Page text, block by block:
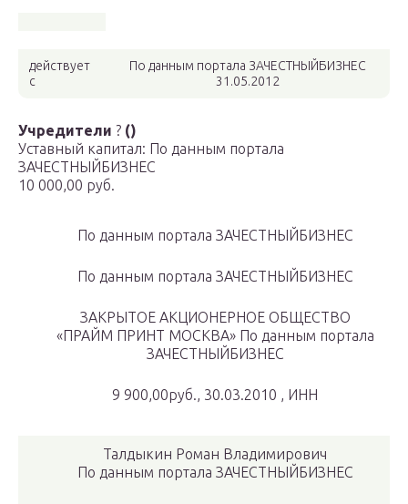
действует
с
По данным портала ЗАЧЕСТНЫЙБИЗНЕС
31.05.2012
Учредители ? ()
Уставный капитал: По данным портала
ЗАЧЕСТНЫЙБИЗНЕС
10 000,00 руб.
По данным портала ЗАЧЕСТНЫЙБИЗНЕС
По данным портала ЗАЧЕСТНЫЙБИЗНЕС
ЗАКРЫТОЕ АКЦИОНЕРНОЕ ОБЩЕСТВО
«ПРАЙМ ПРИНТ МОСКВА» По данным портала
ЗАЧЕСТНЫЙБИЗНЕС
9 900,00руб., 30.03.2010 , ИНН
Талдыкин Роман Владимирович
По данным портала ЗАЧЕСТНЫЙБИЗНЕС